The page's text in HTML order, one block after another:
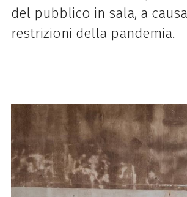
del pubblico in sala, a
restrizioni della pandemia.